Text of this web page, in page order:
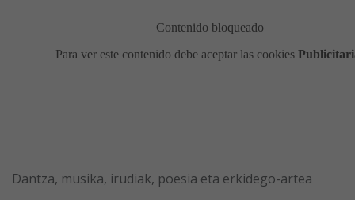
Dantza, musika, irudiak, poesia eta erkidego-artea